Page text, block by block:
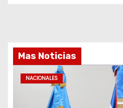
Mas Noticias
NACIONALES